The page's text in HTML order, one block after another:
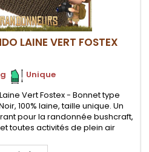
LAINE VERT FOSTEX
Unique
Vert Fostex - Bonnet type
100% laine, taille unique. Un
pour la randonnée bushcraft,
toutes activités de plein air